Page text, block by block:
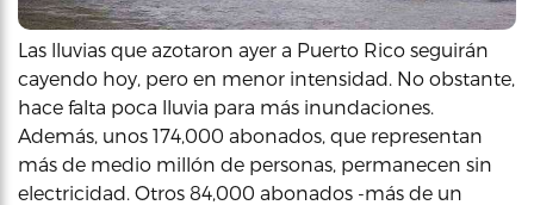
Las lluvias que azotaron ayer a Puerto Rico seguirán
cayendo hoy, pero en menor intensidad. No obstante,
hace falta poca lluvia para más inundaciones.
Además, unos 174,000 abonados, que representan
más de medio millón de personas, permanecen sin
electricidad. Otros 84,000 abonados -más de un